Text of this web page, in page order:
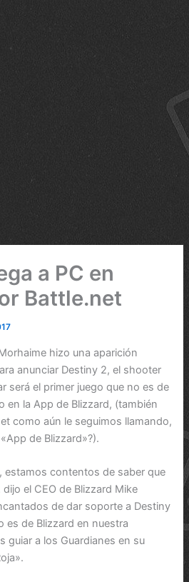
a PC en
Battle.net
hizo una aparición
anunciar Destiny 2, el shooter
será el primer juego que no es de
en la App de Blizzard, (también
como aún le seguimos llamando,
de Blizzard»?).
estamos contentos de saber que
dijo el CEO de Blizzard Mike
de dar soporte a Destiny
es de Blizzard en nuestra
guiar a los Guardianes en su